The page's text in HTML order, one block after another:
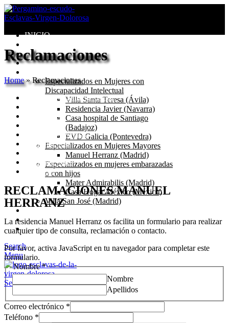
INICIO
Valores
Misión
Especializados en Mujeres con
Discapacidad Intelectual
Villa Santa Teresa (Ávila)
Residencia Javier (Navarra)
Casa hospital de Santiago
(Badajoz)
EVD Galicia (Pontevedra)
Especializados en Mujeres Mayores
Manuel Herranz (Madrid)
Especializados en mujeres embarazadas
o con hijos
Mater Admirabilis (Madrid)
Casa Hogar México (México)
Villa San José (Madrid)
Blog
Catecismo
Search
Menu
Search
Reclamaciones
Home»Reclamaciones
Residencia Manuel Herranz
Residencia
Equipo Profesional
Transparencia
Día a día
Reclamaciones
Contacto
RECLAMACIONES MANUEL
HERRANZ
La residencia Manuel Herranz os facilita un formulario para realizar
cualquier tipo de consulta, reclamación o contacto.
Por favor, activa JavaScript en tu navegador para completar este
formulario.
Nombre*
Nombre
Apellidos
Correo electrónico *
Teléfono *